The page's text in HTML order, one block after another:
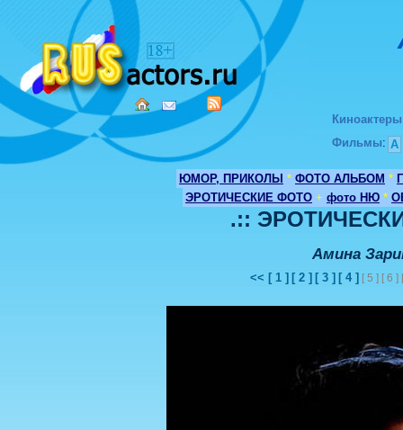
Киноактеры
Фильмы: А
ЮМОР, ПРИКОЛЫ * ФОТО АЛЬБОМ *
ЭРОТИЧЕСКИЕ ФОТО + фото НЮ *
.::
Амина
<< [ 1 ] [ 2 ] [ 3 ] [ 4 ] [ 5 ] [ 6 ]